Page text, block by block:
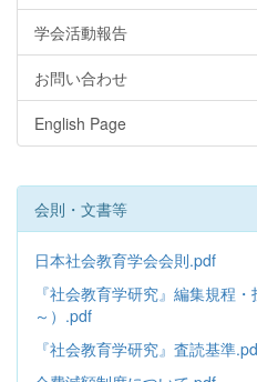
学会活動報告
お問い合わせ
English Page
会則・文書等
日本社会教育学会会則.pdf
『社会教育学研究』編集規程
～）.pdf
『社会教育学研究』査読基準